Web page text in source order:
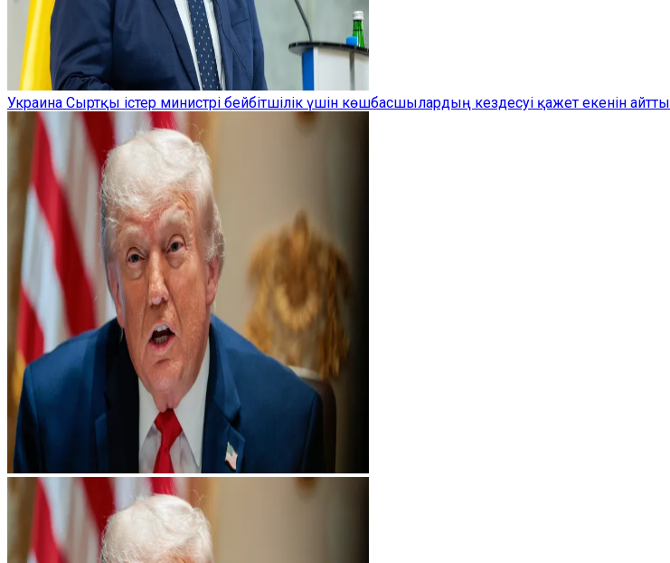
Украина Сыртқы істер министрі бейбітшілік үшін көшбасшылардың кездесуі қажет екенін айтты